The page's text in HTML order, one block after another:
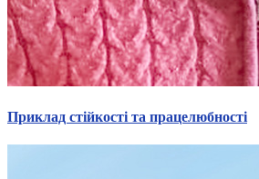
Приклад стійкості та працелюбності